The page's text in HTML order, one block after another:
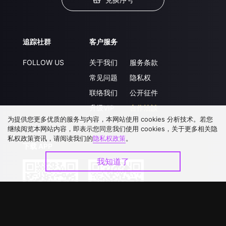
追踪社群
FOLLOW US
客户服务
关于我们
常见问题
联络我们
升级VIP
服务条款
隐私权
公开征件
合作洽談
为提供您更多优质的服务与内容，本网站使用 cookies 分析技术。若您
继续阅览本网站内容，即表示您同意我们使用 cookies，关于更多相关隐
私权政策资讯，请阅读我们的隐私权政策。
我知道了